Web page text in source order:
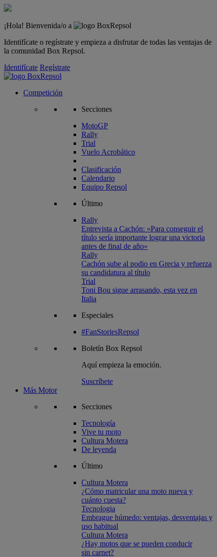
¡Hola! Bienvenida/o a
Identifícate o regístrate y empieza a disfrutar de todas las ventajas de
la comunidad Box Repsol.
Identifícate Regístrate
Competición
Secciones
MotoGP
Rally
Trial
Vuelo Acrobático
Clasificación
Calendario
Equipo Repsol
Último
Rally
Entrevista a Cachón: «Para conseguir el
título sería importante lograr una victoria
antes de final de año»
Rally
Cachón sube al podio en Grecia y refuerza
su candidatura al título
Trial
Toni Bou sigue arrasando, esta vez en
Italia
Especiales
#FanStoriesRepsol
Boletín Box Repsol
Aquí empieza la emoción.
Suscríbete
Más Motor
Secciones
Tecnología
Vive tu moto
Cultura Motera
De leyenda
Último
Cultura Motera
¿Cómo matricular una moto nueva y
cuánto cuesta?
Tecnologia
Embrague húmedo: ventajas, desventajas y
uso habitual
Cultura Motera
¿Hay motos que se pueden conducir
sin carnet?